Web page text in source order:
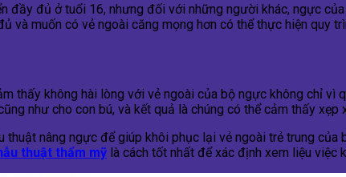
đầy đủ ở tuổi 16, nhưng đối với những người khác, ngực
và muốn có vẻ ngoài căng mọng hơn có thể thực hiện quy
thấy không hài lòng với vẻ ngoài của bộ ngực không chỉ vì
như cho con bú, và kết quả là chúng có thể cảm thấy xẹp
nâng ngực để giúp khôi phục lại vẻ ngoài trẻ trung
thuật thẩm mỹ là cách tốt nhất để xác định xem liệu việc